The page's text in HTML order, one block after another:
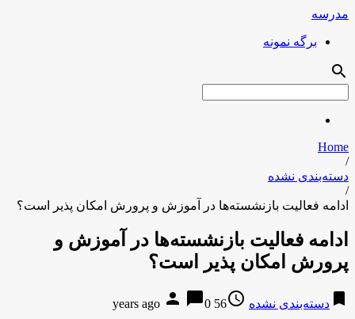
مدرسه
برگه نمونه
search
Home
/
دسته‌بندی نشده
/
ادامه فعالیت بازنشسته‌ها در آموزش و پرورش امکان پذیر است؟
ادامه فعالیت بازنشسته‌ها در آموزش و
پرورش امکان پذیر است؟
bookmark دسته‌بندی نشده access_time
56 years ago
person chat_bubble0